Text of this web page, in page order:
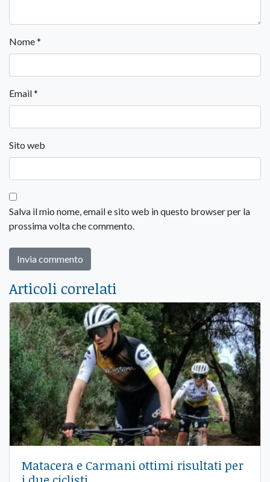
Nome*
Email*
Sito web
Salva il mio nome, email e sito web in questo browser per la
prossima volta che commento.
Articoli correlati
Matacera e Carmani ottimi risultati per